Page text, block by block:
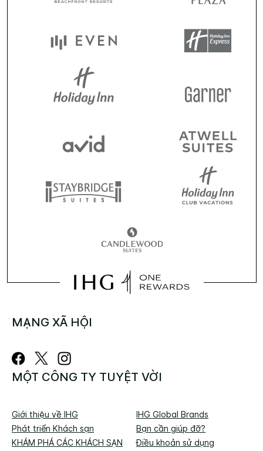
MẠNG XÃ HỘI
MỘT CÔNG TY TUYỆT VỜI
Giới thiệu về IHG
IHG Global Brands
Phát triển Khách sạn
Bạn cần giúp đỡ?
KHÁM PHÁ CÁC KHÁCH SẠN
Điều khoản sử dụng